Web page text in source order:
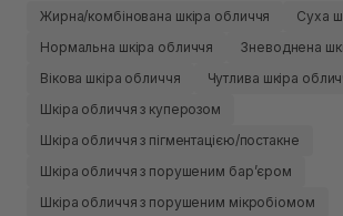
Жирна/комбінована шкіра обличчя
Суха
Нормальна шкіра обличчя
Зневоднена
Вікова шкіра обличчя
Чутлива шкіра
Шкіра обличчя з куперозом
Шкіра обличчя з пігментацією/постакне
Шкіра обличчя з порушеним барʼєром
Шкіра обличчя з порушеним мікробіомом